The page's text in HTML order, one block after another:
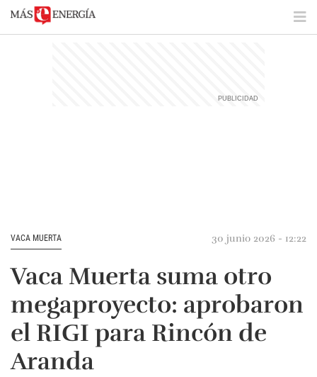
VACA MUERTA 30 junio 2026 - 12:22
Vaca Muerta suma otro
megaproyecto: aprobaron
el RIGI para Rincón de
Aranda